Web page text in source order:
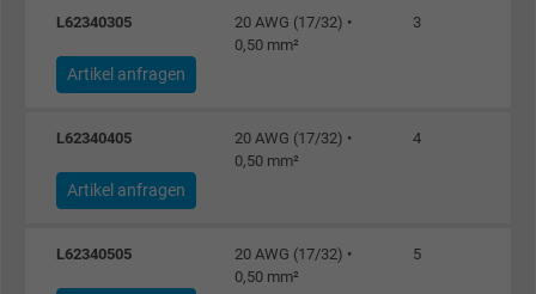
L62340305
20 AWG (17/32) •
0,50 mm²
3
Artikel anfragen
L62340405
20 AWG (17/32) •
0,50 mm²
4
Artikel anfragen
L62340505
20 AWG (17/32) •
0,50 mm²
5